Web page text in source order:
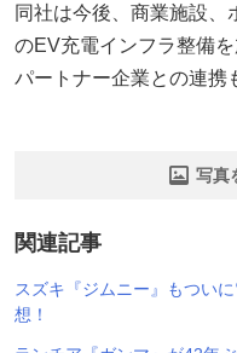
同社は今後、商業施設、
のEV充電インフラ整備
パートナー企業との連携
写真
関連記事
スズキ『ジムニー』もつい
想！